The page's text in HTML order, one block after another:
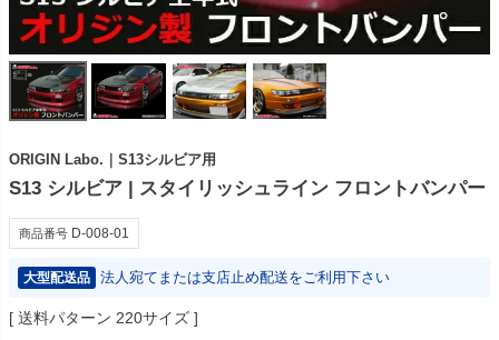
ORIGIN Labo.｜S13シルビア用
S13 シルビア | スタイリッシュライン フロントバンパー
商品番号 D-008-01
大型配送品 法人宛てまたは支店止め配送をご利用下さい
送料パターン 220サイズ